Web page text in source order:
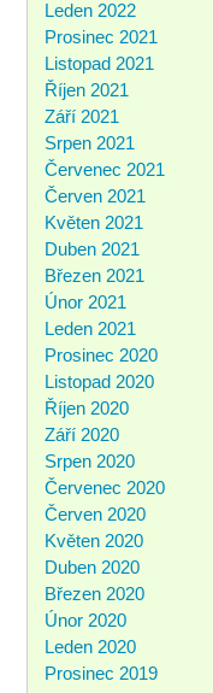
Leden 2022
Prosinec 2021
Listopad 2021
Říjen 2021
Září 2021
Srpen 2021
Červenec 2021
Červen 2021
Květen 2021
Duben 2021
Březen 2021
Únor 2021
Leden 2021
Prosinec 2020
Listopad 2020
Říjen 2020
Září 2020
Srpen 2020
Červenec 2020
Červen 2020
Květen 2020
Duben 2020
Březen 2020
Únor 2020
Leden 2020
Prosinec 2019